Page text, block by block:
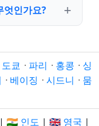
엇인가요?
도쿄 · 파리 · 홍콩 · 싱
· 베이징 · 시드니 · 뭄
| 🇮🇳 인도 | 🇬🇧 영국 |